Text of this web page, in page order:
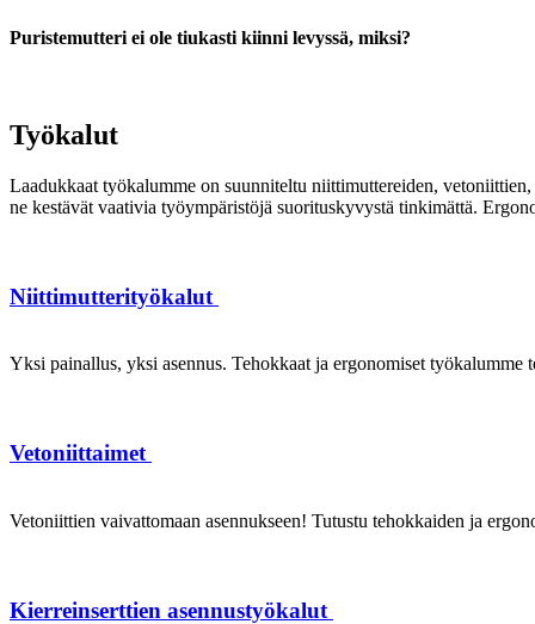
Puristemutteri ei ole tiukasti kiinni levyssä, miksi?
Työkalut
Laadukkaat työkalumme on suunniteltu niittimuttereiden,
ne kestävät vaativia työympäristöjä suorituskyvystä tinkimättä.
Niittimutterityökalut
Yksi painallus, yksi asennus. Tehokkaat ja ergonomiset
Vetoniittaimet
Vetoniittien vaivattomaan asennukseen! Tutustu tehokkaiden ja
Kierreinserttien asennustyökalut